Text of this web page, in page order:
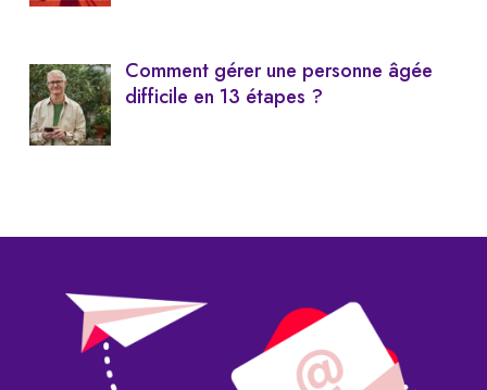
Comment gérer une personne âgée
difficile en 13 étapes ?